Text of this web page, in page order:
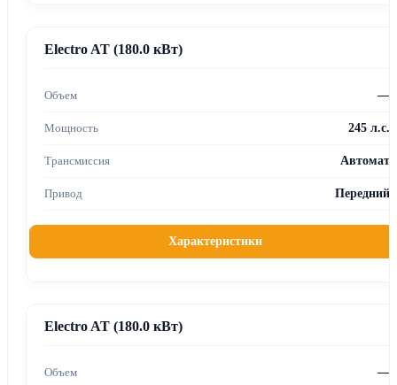
Electro AT (180.0 кВт)
—
245 л.с.
Автомат
Передний
Характеристики
Electro AT (180.0 кВт)
—